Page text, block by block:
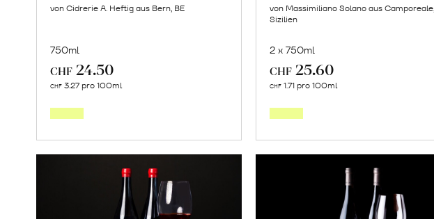
von Cidrerie A. Heftig aus Bern, BE
750ml
CHF 24.50
CHF 3.27 pro 100ml
von Massimiliano Solano aus Camporeale,
Sizilien
2 x 750ml
CHF 25.60
CHF 1.71 pro 100ml